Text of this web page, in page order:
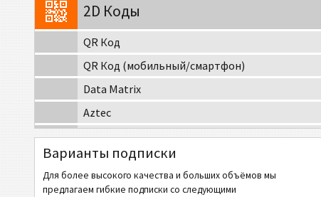
2D Коды
QR Код
QR Код (мобильный/смартфон)
Data Matrix
Aztec
Codablock-F
MaxiCode
MicroPDF417
Варианты подписки
Для более высокого качества и больших объёмов мы
предлагаем гибкие подписки со следующими